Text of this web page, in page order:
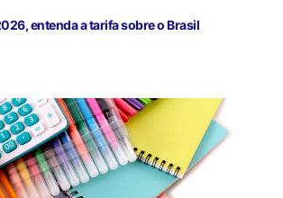
entenda a tarifa sobre o Brasil